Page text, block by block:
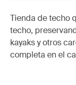
Tienda de techo
techo,
kayaks y otros
completa en el